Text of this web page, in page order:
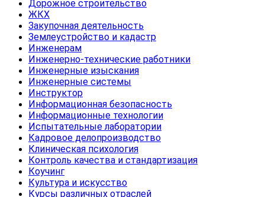
Дорожное строительство
ЖКХ
Закупочная деятельность
Землеустройство и кадастр
Инженерам
Инженерно-технические работники
Инженерные изыскания
Инженерные системы
Инструктор
Информационная безопасность
Информационные технологии
Испытательные лаборатории
Кадровое делопроизводство
Клиническая психология
Контроль качества и стандартизация
Коучинг
Культура и искусство
Курсы различных отраслей